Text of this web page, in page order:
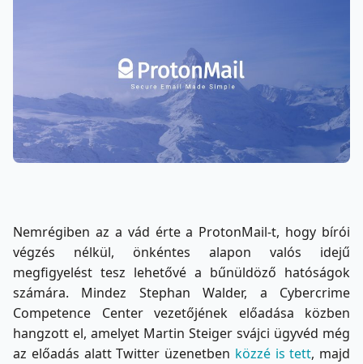
Nemrégiben az a vád érte a ProtonMail-t, hogy bírói
végzés nélkül, önkéntes alapon valós idejű
megfigyelést tesz lehetővé a bűnüldöző hatóságok
számára. Mindez Stephan Walder, a Cybercrime
Competence Center vezetőjének előadása közben
hangzott el, amelyet Martin Steiger svájci ügyvéd még
az előadás alatt Twitter üzenetben közzé is tett, majd